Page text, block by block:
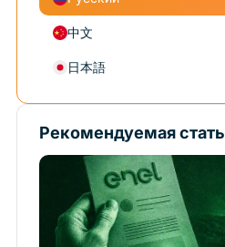
中文
日本語
Рекомендуемая